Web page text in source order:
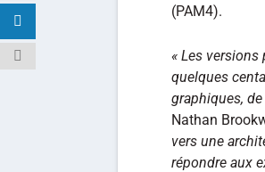
(PAM4).
« Les
quelques
graphiques,
Nathan
vers une
répondre aux